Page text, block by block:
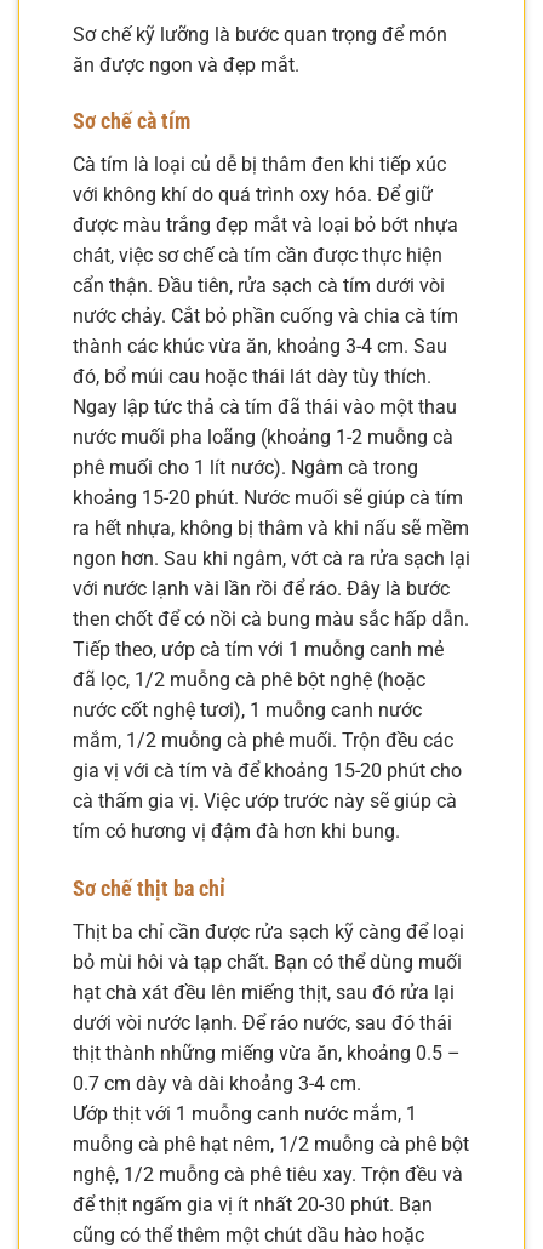
Sơ chế kỹ lưỡng là bước quan trọng để món
ăn được ngon và đẹp mắt.
Sơ chế cà tím
Cà tím là loại củ dễ bị thâm đen khi tiếp xúc
với không khí do quá trình oxy hóa. Để giữ
được màu trắng đẹp mắt và loại bỏ bớt nhựa
chát, việc sơ chế cà tím cần được thực hiện
cẩn thận. Đầu tiên, rửa sạch cà tím dưới vòi
nước chảy. Cắt bỏ phần cuống và chia cà tím
thành các khúc vừa ăn, khoảng 3-4 cm. Sau
đó, bổ múi cau hoặc thái lát dày tùy thích.
Ngay lập tức thả cà tím đã thái vào một thau
nước muối pha loãng (khoảng 1-2 muỗng cà
phê muối cho 1 lít nước). Ngâm cà trong
khoảng 15-20 phút. Nước muối sẽ giúp cà tím
ra hết nhựa, không bị thâm và khi nấu sẽ mềm
ngon hơn. Sau khi ngâm, vớt cà ra rửa sạch lại
với nước lạnh vài lần rồi để ráo. Đây là bước
then chốt để có nồi cà bung màu sắc hấp dẫn.
Tiếp theo, ướp cà tím với 1 muỗng canh mẻ
đã lọc, 1/2 muỗng cà phê bột nghệ (hoặc
nước cốt nghệ tươi), 1 muỗng canh nước
mắm, 1/2 muỗng cà phê muối. Trộn đều các
gia vị với cà tím và để khoảng 15-20 phút cho
cà thấm gia vị. Việc ướp trước này sẽ giúp cà
tím có hương vị đậm đà hơn khi bung.
Sơ chế thịt ba chỉ
Thịt ba chỉ cần được rửa sạch kỹ càng để loại
bỏ mùi hôi và tạp chất. Bạn có thể dùng muối
hạt chà xát đều lên miếng thịt, sau đó rửa lại
dưới vòi nước lạnh. Để ráo nước, sau đó thái
thịt thành những miếng vừa ăn, khoảng 0.5 –
0.7 cm dày và dài khoảng 3-4 cm.
Ướp thịt với 1 muỗng canh nước mắm, 1
muỗng cà phê hạt nêm, 1/2 muỗng cà phê bột
nghệ, 1/2 muỗng cà phê tiêu xay. Trộn đều và
để thịt ngấm gia vị ít nhất 20-30 phút. Bạn
cũng có thể thêm một chút dầu hào hoặc